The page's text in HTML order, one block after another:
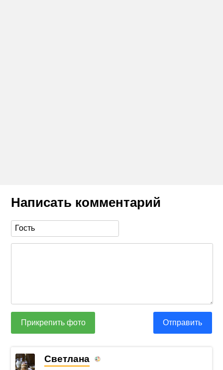
Написать комментарий
Прикрепить фото Отправить
Светлана